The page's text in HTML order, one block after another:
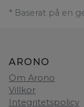
* Baserat på en
ARONO
Om Arono
Villkor
Integritetspolicy